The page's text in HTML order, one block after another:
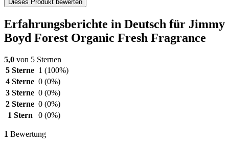
Dieses Produkt bewerten
Erfahrungsberichte in Deutsch für Jimmy
Boyd Forest Organic Fresh Fragrance
5,0 von 5 Sternen
5 Sterne 1 (100%)
4 Sterne 0 (0%)
3 Sterne 0 (0%)
2 Sterne 0 (0%)
1 Stern
0 (0%)
1 Bewertung